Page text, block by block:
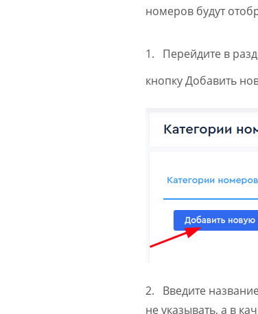
номеров будут
1. Перейдите в
кнопку Добавить
2. Введите
не указывать, а в